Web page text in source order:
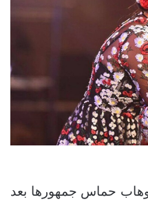
حماس جمهورها بعد